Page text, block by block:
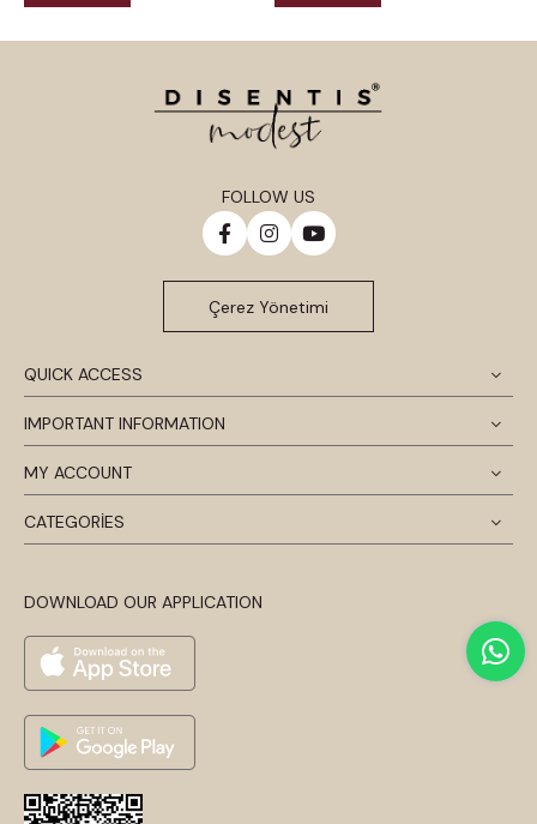
QUICK ACCESS
IMPORTANT INFORMATION
MY ACCOUNT
CATEGORİES
DOWNLOAD OUR APPLICATION
FOLLOW US
Çerez Yönetimi